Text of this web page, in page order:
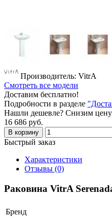
Производитель: VitrA
Смотреть все модели
Доставим бесплатно!
Подробности в разделе
Нашли дешевле? Снизим
16 686 руб.
В корзину
Быстрый заказ
Характеристики
Отзывы (0)
Раковина VitrA
Бренд